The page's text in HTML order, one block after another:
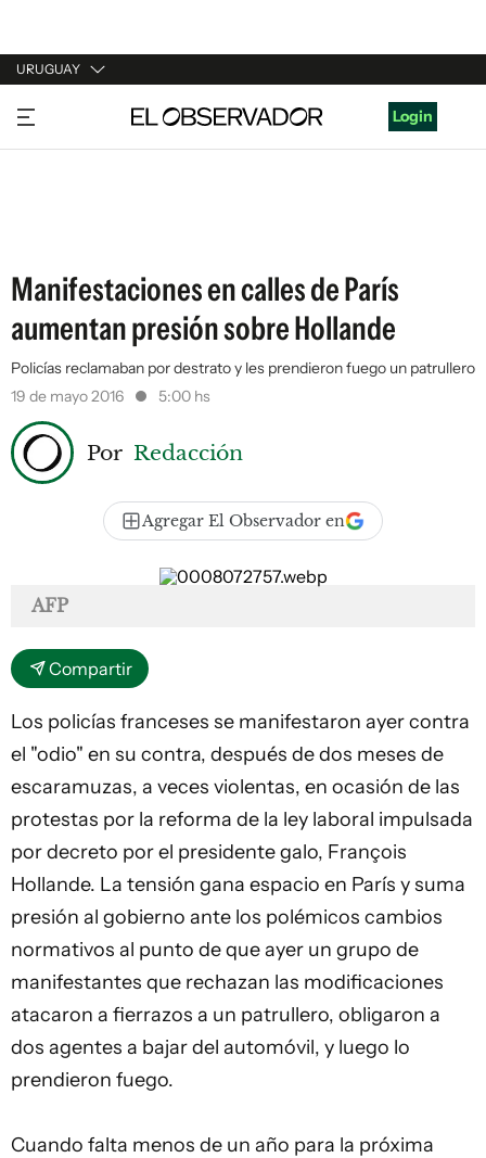
URUGUAY
URUGUAY
ARGENTINA
Login
Manifestaciones en calles de París
aumentan presión sobre Hollande
Policías reclamaban por destrato y les prendieron fuego un patrullero
19 de mayo 2016
5:00 hs
Por Redacción
Agregar El Observador en
AFP
Compartir
Los policías franceses se manifestaron ayer contra
el "odio" en su contra, después de dos meses de
escaramuzas, a veces violentas, en ocasión de las
protestas por la reforma de la ley laboral impulsada
por decreto por el presidente galo, François
Hollande. La tensión gana espacio en París y suma
presión al gobierno ante los polémicos cambios
normativos al punto de que ayer un grupo de
manifestantes que rechazan las modificaciones
atacaron a fierrazos a un patrullero, obligaron a
dos agentes a bajar del automóvil, y luego lo
prendieron fuego.
Cuando falta menos de un año para la próxima